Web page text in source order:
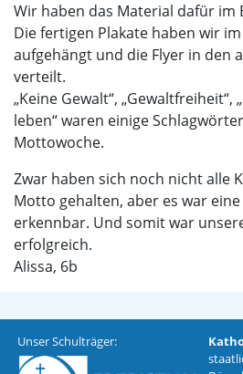
Wir haben das Material dafür im
Die fertigen Plakate haben wir
aufgehängt und die Flyer in den
verteilt.
„Keine Gewalt“, „Gewaltfreiheit“,
leben“ waren einige
Mottowoche.
Zwar haben sich noch nicht alle
Motto gehalten, aber es war
erkennbar. Und somit war
erfolgreich.
Alissa, 6b
Unser Schulträger: